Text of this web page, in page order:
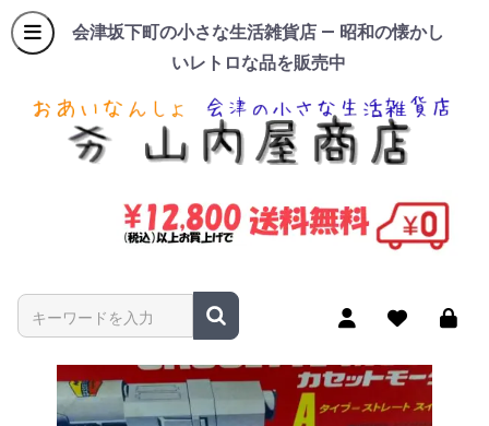
会津坂下町の小さな生活雑貨店 — 昭和の懐かし
いレトロな品を販売中
商品名やキーワードを入力